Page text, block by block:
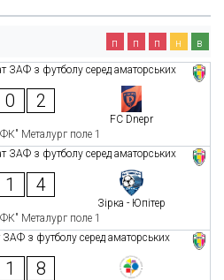
п п п н в
ЗАФ з футболу серед аматорських
0 2
FC Dnepr
Металург поле 1
ЗАФ з футболу серед аматорських
1 4
Зірка - Юпітер
Металург поле 1
ЗАФ з футболу серед аматорських
1 8